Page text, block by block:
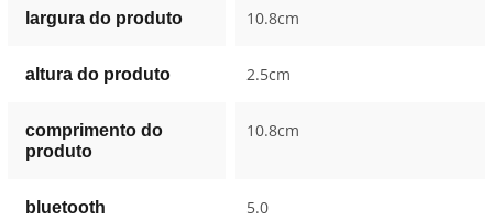
largura do produto 10.8cm
altura do produto 2.5cm
comprimento do
produto
10.8cm
bluetooth 5.0